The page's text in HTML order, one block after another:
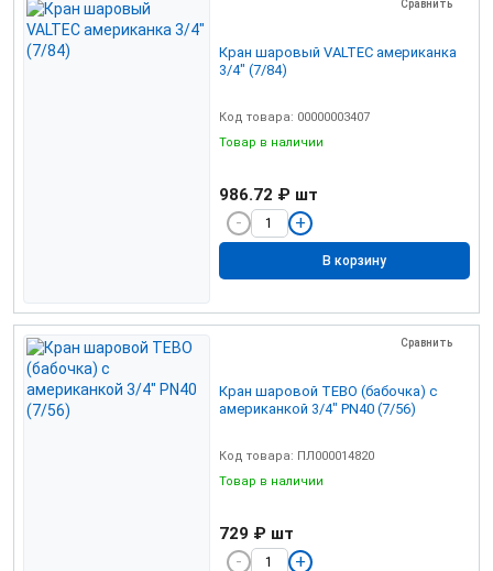
Сравнить
Кран шаровый VALTEC американка
3/4" (7/84)
Код товара: 00000003407
Товар в наличии
986.72 ₽ шт
В корзину
Сравнить
Кран шаровой TEBO (бабочка) c
американкой 3/4" PN40 (7/56)
Код товара: ПЛ000014820
Товар в наличии
729 ₽ шт